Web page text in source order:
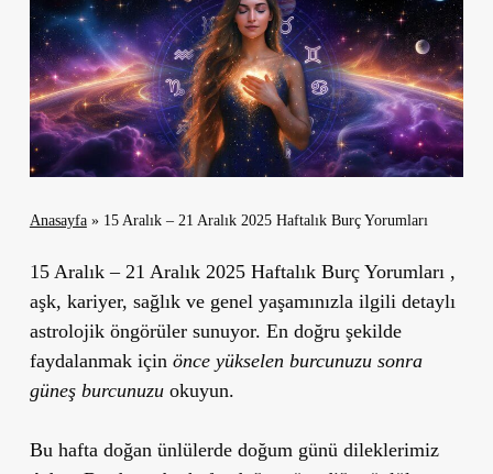
Anasayfa» 15 Aralık – 21 Aralık 2025 Haftalık Burç Yorumları
15 Aralık – 21 Aralık 2025 Haftalık Burç Yorumları ,
aşk, kariyer, sağlık ve genel yaşamınızla ilgili detaylı
astrolojik öngörüler sunuyor. En doğru şekilde
faydalanmak için önce yükselen burcunuzu sonra
güneş burcunuzu okuyun.
Bu hafta doğan ünlülerde doğum günü dileklerimiz